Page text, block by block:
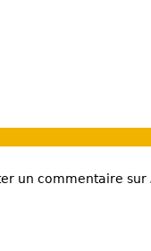
un commentaire sur